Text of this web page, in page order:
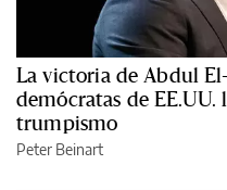
La victoria de Abdul
demócratas de
trumpismo
Peter Beinart